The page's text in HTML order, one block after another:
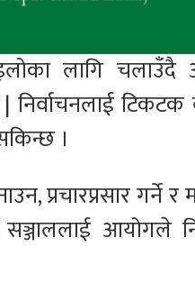
लागि
निर्वाचनलाई टिकटक
।
प्रचारप्रसार गर्ने र
आयोगले